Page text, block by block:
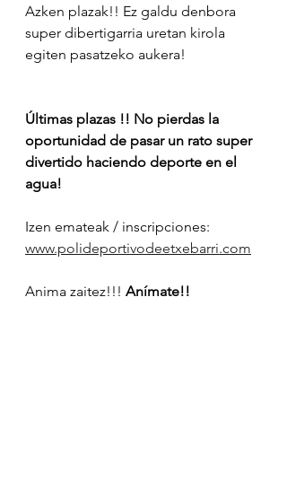
Azken plazak!! Ez galdu denbora
super dibertigarria uretan kirola
egiten pasatzeko aukera!
Últimas plazas !! No pierdas la
oportunidad de pasar un rato super
divertido haciendo deporte en el
agua!
Izen emateak / inscripciones:
www.polideportivodeetxebarri.com
Anima zaitez!!! Anímate!!